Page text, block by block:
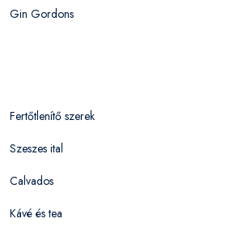
Gin Gordons
Fertőtlenítő szerek
Szeszes ital
Calvados
Kávé és tea